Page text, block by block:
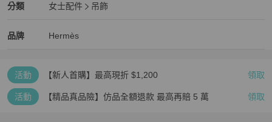
分類
Hermès 女士配件分類資訊
女士配件
吊飾
品牌
Hermès 精品女士配件
Hermès
Hermès 推薦清單
活動 【新人首購】最高現折 $1,200 領取
活動 【精品真品險】仿品全額退款 最高再賠 5 萬 領取